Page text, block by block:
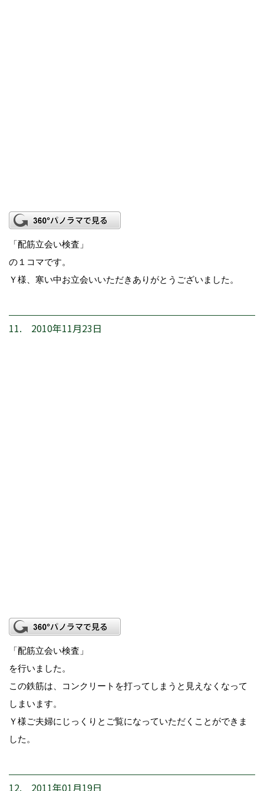
「配筋立会い検査」
の１コマです。
Ｙ様、寒い中お立会いいただきありがとうございました。
11. 2010年11月23日
「配筋立会い検査」
を行いました。
この鉄筋は、コンクリートを打ってしまうと見えなくなって
しまいます。
Ｙ様ご夫婦にじっくりとご覧になっていただくことができま
した。
12. 2011年01月19日